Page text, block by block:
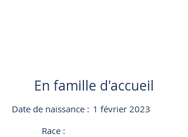
En famille d'accueil
Date de naissance :1 février 2023
Race :